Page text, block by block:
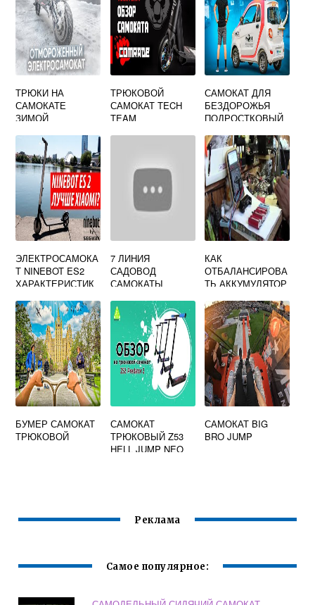
ТРЮКИ НА
САМОКАТЕ
ЗИМОЙ
ТРЮКОВОЙ
САМОКАТ TECH
TEAM
САМОКАТ ДЛЯ
БЕЗДОРОЖЬЯ
ПОДРОСТКОВЫЙ
ЭЛЕКТРОСАМОКА
Т NINEBOT ES2
ХАРАКТЕРИСТИК
7 ЛИНИЯ
САДОВОД
САМОКАТЫ
КАК
ОТБАЛАНСИРОВА
ТЬ АККУМУЛЯТОР
БУМЕР САМОКАТ
ТРЮКОВОЙ
САМОКАТ
ТРЮКОВЫЙ Z53
HELL JUMP NEO
САМОКАТ BIG
BRO JUMP
Реклама
Самое популярное: